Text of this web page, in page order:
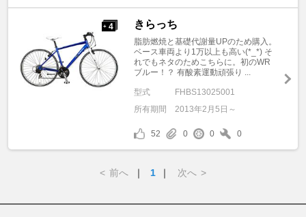
+ 4 きらっち
脂肪燃焼と基礎代謝量UPのため購入。
ベース車両より1万以上も高い(*_*) そ
れでもネタのためこちらに。初のWR
ブルー！？ 有酸素運動頑張り ...
型式
FHBS13025001
所有期間
2013年2月5日～
52 0 0 0
< 前へ ｜ 1 ｜ 次へ >